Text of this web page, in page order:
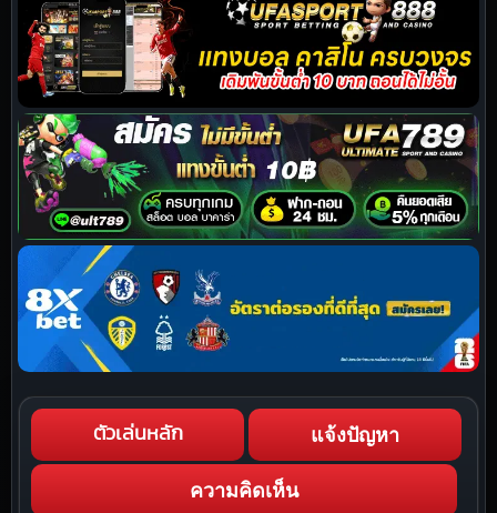
ตัวเล่นหลัก แจ้งปัญหา
ความคิดเห็น